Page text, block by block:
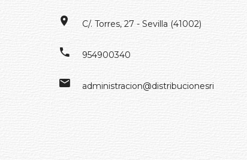
C/. Torres, 27 - Sevilla (41002)
954900340
administracion@distribucionesrivero.es